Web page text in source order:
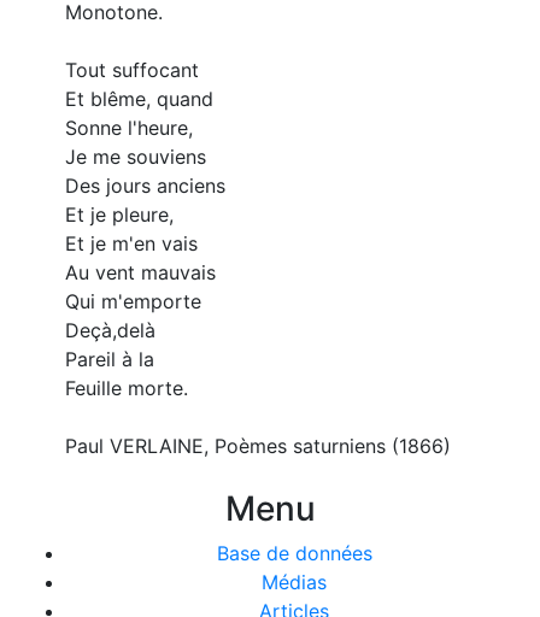
Monotone.
Tout suffocant
Et blême, quand
Sonne l'heure,
Je me souviens
Des jours anciens
Et je pleure,
Et je m'en vais
Au vent mauvais
Qui m'emporte
Deçà,delà
Pareil à la
Feuille morte.
Paul VERLAINE, Poèmes saturniens (1866)
Menu
Base de données
Médias
Articles